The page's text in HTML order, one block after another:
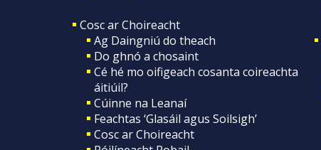
Cosc ar Choireacht
Ag Daingniú do theach
Do ghnó a chosaint
Cé hé mo oifigeach cosanta coireachta
áitiúil?
Cúinne na Leanaí
Feachtas ‘Glasáil agus Soilsigh’
Cosc ar Choireacht